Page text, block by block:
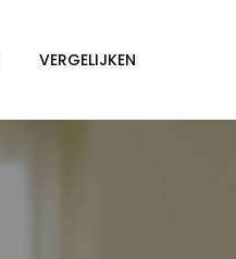
VERGELIJKEN